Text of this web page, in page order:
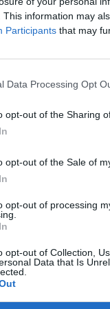
This information may
Participants that may
Data Processing Opt
opt-out of the Sharing
opt-out of the Sale of
opt-out of processing
opt-out of Collection,
Data that Is
Leyennel folytatott
számíthat, ezért
- jelentették
portfolio.hu
cikkarchívum
elmúlt 2 év napon
Előfizetés